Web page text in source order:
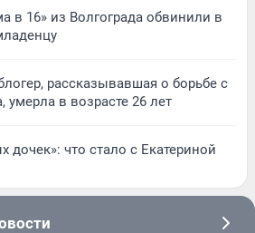
в 16» из Волгограда обвинили в
рассказывавшая о борьбе с
в возрасте 26 лет
дочек»: что стало с Екатериной